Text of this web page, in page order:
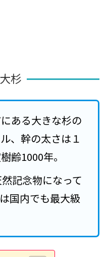
杉
ある大きな杉の
、幹の太さは１
齢1000年。
記念物になって
国内でも最大級